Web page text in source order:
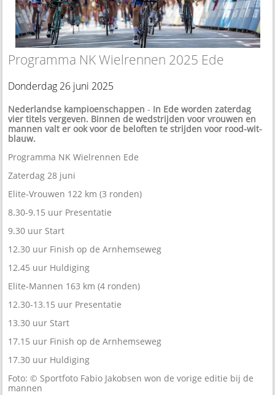
Programma NK Wielrennen 2025 Ede
Donderdag 26 juni 2025
Nederlandse kampioenschappen - In Ede worden zaterdag
vier titels vergeven. Binnen de wedstrijden voor vrouwen en
mannen valt er ook voor de beloften te strijden voor rood-wit-
blauw.
Programma NK Wielrennen Ede
Zaterdag 28 juni
Elite-Vrouwen 122 km (3 ronden)
8.30-9.15 uur Presentatie
9.30 uur Start
12.30 uur Finish op de Arnhemseweg
12.45 uur Huldiging
Elite-Mannen 163 km (4 ronden)
12.30-13.15 uur Presentatie
13.30 uur Start
17.15 uur Finish op de Arnhemseweg
17.30 uur Huldiging
Foto: © Sportfoto Fabio Jakobsen won de vorige editie bij de
mannen